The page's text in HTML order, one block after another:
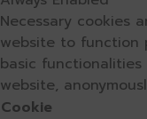
Necessary cookies
website to function
basic
website,
Cookie